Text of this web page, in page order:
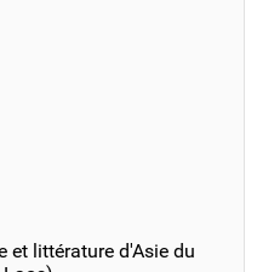
et littérature d'Asie du